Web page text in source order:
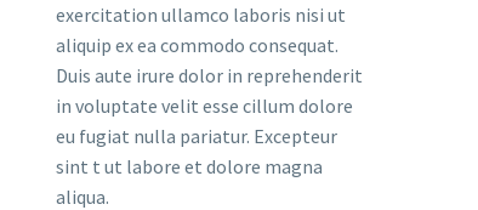
exercitation ullamco laboris nisi ut
aliquip ex ea commodo consequat.
Duis aute irure dolor in reprehenderit
in voluptate velit esse cillum dolore
eu fugiat nulla pariatur. Excepteur
sint t ut labore et dolore magna
aliqua.